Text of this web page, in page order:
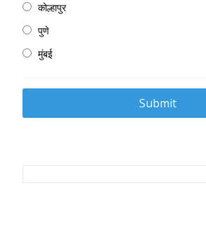
कोल्हापुर
पुणे
मुंबई
Post